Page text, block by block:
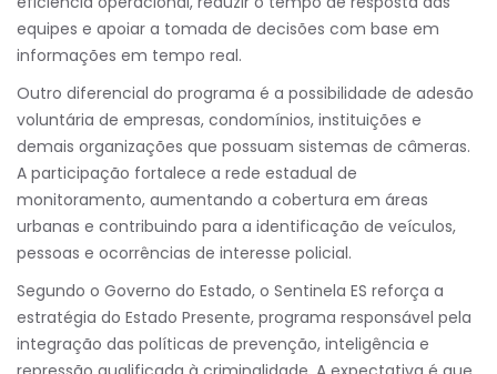
equipes e apoiar a tomada de decisões com base em
informações em tempo real.
Outro diferencial do programa é a possibilidade de adesão
voluntária de empresas, condomínios, instituições e
demais organizações que possuam sistemas de câmeras.
A participação fortalece a rede estadual de
monitoramento, aumentando a cobertura em áreas
urbanas e contribuindo para a identificação de veículos,
pessoas e ocorrências de interesse policial.
Segundo o Governo do Estado, o Sentinela ES reforça a
estratégia do Estado Presente, programa responsável pela
integração das políticas de prevenção, inteligência e